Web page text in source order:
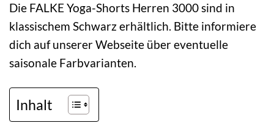
Die FALKE Yoga-Shorts Herren 3000 sind in
klassischem Schwarz erhältlich. Bitte informiere
dich auf unserer Webseite über eventuelle
saisonale Farbvarianten.
Inhalt